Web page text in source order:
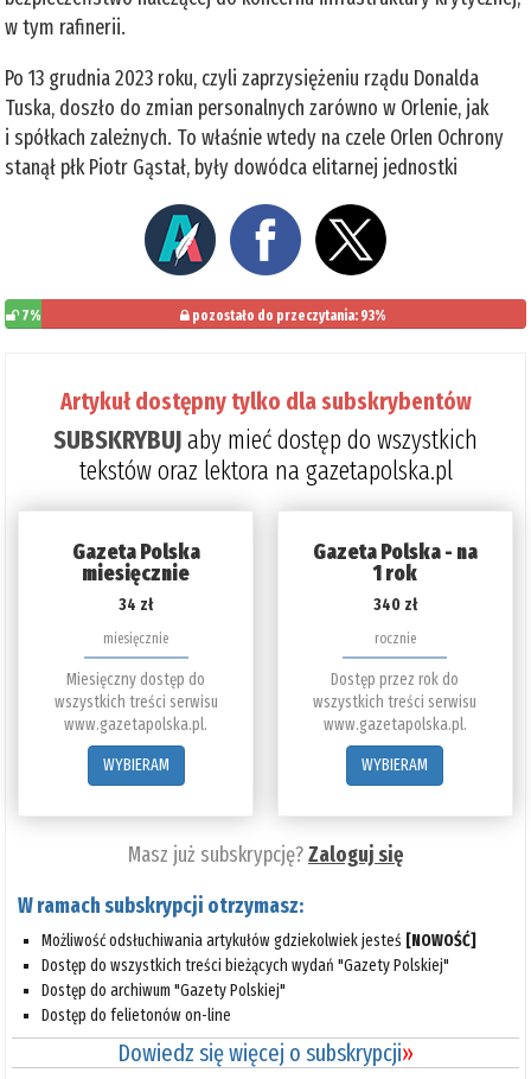
w tym rafinerii.
Po 13 grudnia 2023 roku, czyli zaprzysiężeniu rządu Donalda
Tuska, doszło do zmian personalnych zarówno w Orlenie, jak
i spółkach zależnych. To właśnie wtedy na czele Orlen Ochrony
stanął płk Piotr Gąstał, były dowódca elitarnej jednostki
7% pozostało do przeczytania: 93%
Artykuł dostępny tylko dla subskrybentów
SUBSKRYBUJaby mieć dostęp do wszystkich
tekstów oraz lektora na gazetapolska.pl
Gazeta Polska
miesięcznie
34 zł
miesięcznie
Miesięczny dostęp do
wszystkich treści serwisu
www.gazetapolska.pl.
WYBIERAM
Gazeta Polska - na
1 rok
340 zł
rocznie
Dostęp przez rok do
wszystkich treści serwisu
www.gazetapolska.pl.
WYBIERAM
Masz już subskrypcję?Zaloguj się
W ramach subskrypcji otrzymasz:
Możliwość odsłuchiwania artykułów gdziekolwiek jesteś [NOWOŚĆ]
Dostęp do wszystkich treści bieżących wydań "Gazety Polskiej"
Dostęp do archiwum "Gazety Polskiej"
Dostęp do felietonów on-line
Dowiedz się więcej o subskrypcji»